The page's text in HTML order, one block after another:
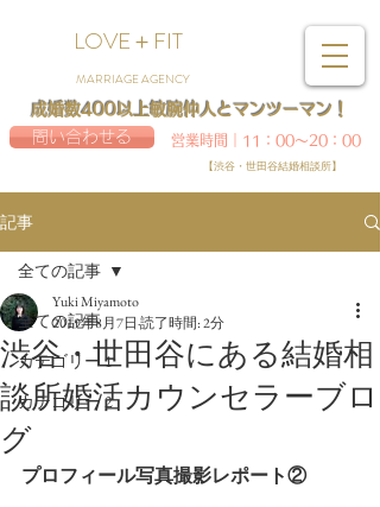
LOVE＋FIT
MARRIAGE AGENCY
問い合わせる
【渋谷・世田谷結婚相談所】
成婚数400以上敏腕仲人とマンツーマン！
営業時間｜11：00～20：00
記事
全ての記事
カテゴリー 1
カテゴリー 2
全ての記事
渋谷・世田谷にある結婚相
談所婚活カウンセラーブロ
グ
Yuki Miyamoto
2019年8月7日 読了時間: 2分
プロフィール写真撮影レポート②